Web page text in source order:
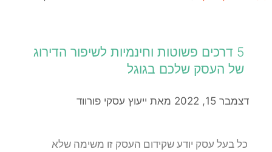
5 דרכים פשוטות וחינמיות לשיפור הדירוג
של העסק שלכם בגוגל
דצמבר 15, 2022 מאת ייעוץ עסקי פורווד
כל בעל עסק יודע שקידום העסק זו משימה שלא